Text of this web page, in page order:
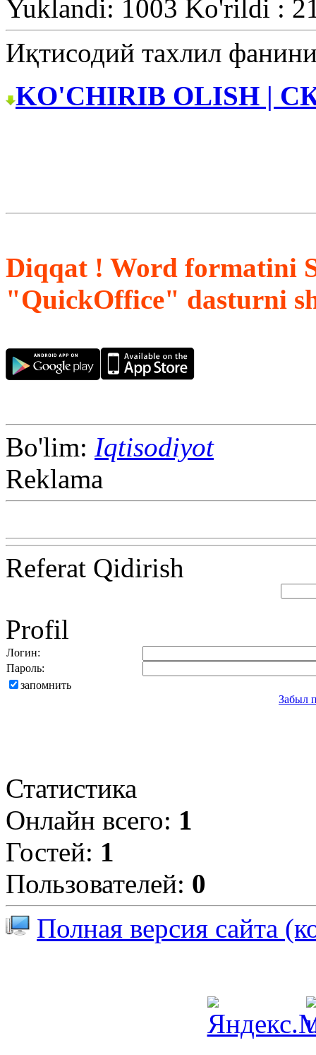
Yuklandi: 1003 Ko'rildi :
Иқтисодий тахлил
KO'CHIRIB OLISH |
Diqqat ! Word formatini
"QuickOffice" dasturni
Bo'lim: Iqtisodiyot
Reklama
Referat Qidirish
Profil
Логин:
Пароль:
запомнить
Забыл
Статистика
Онлайн всего: 1
Гостей: 1
Пользователей: 0
Полная версия сайта